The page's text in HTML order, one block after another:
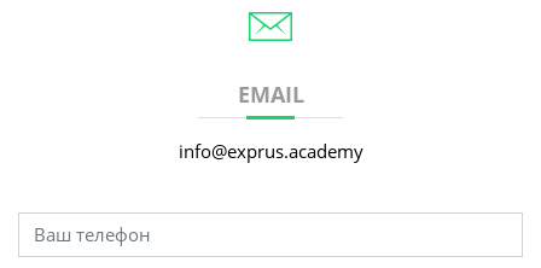
EMAIL
info@exprus.academy